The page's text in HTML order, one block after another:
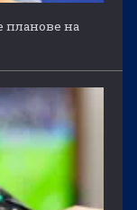
планове на